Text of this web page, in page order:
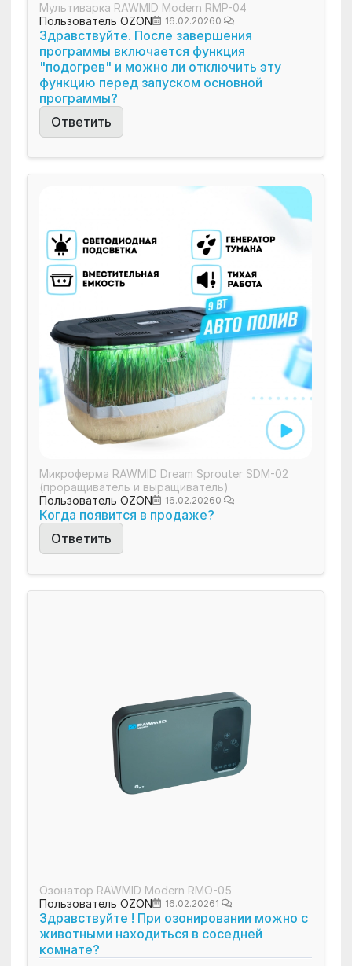
Мультиварка RAWMID Modern RMP-04
Пользователь OZON
16.02.20260
Здравствуйте. После завершения
программы включается функция
"подогрев" и можно ли отключить эту
функцию перед запуском основной
программы?
Ответить
Микроферма RAWMID Dream Sprouter SDM-02
(проращиватель и выращиватель)
Пользователь OZON
16.02.20260
Когда появится в продаже?
Ответить
Озонатор RAWMID Modern RMO-05
Пользователь OZON
16.02.20261
Здравствуйте ! При озонировании можно с
животными находиться в соседней
комнате?